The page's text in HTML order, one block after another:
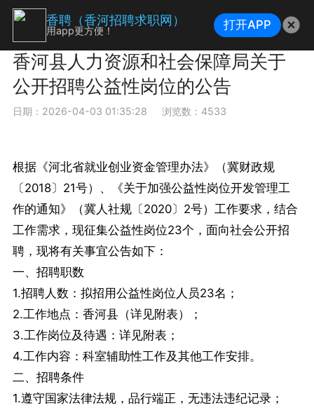
公告
香河县人力资源和社会保障局关于
公开招聘公益性岗位的公告
日期：2026-04-03 01:35:28浏览数：4533
根据《河北省就业创业资金管理办法》（冀财政规
〔2018〕21号）、《关于加强公益性岗位开发管理工
作的通知》（冀人社规〔2020〕2号）工作要求，结合
工作需求，现征集公益性岗位23个，面向社会公开招
聘，现将有关事宜公告如下：
一、招聘职数
1.招聘人数：拟招用公益性岗位人员23名；
2.工作地点：香河县（详见附表）；
3.工作岗位及待遇：详见附表；
4.工作内容：科室辅助性工作及其他工作安排。
二、招聘条件
1.遵守国家法律法规，品行端正，无违法违纪记录；
香聘（香河招聘求职网）
用app更方便！ 打开APP